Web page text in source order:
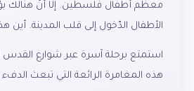
معظم أطفال فلسطين. إلّا أنّ هنالك
الأطفال الدّخول إلى قلب المدينة. أين
استمتع برحلة آسرة عبر شوارع القدس
هذه المغامرة الرائعة التي تبعث